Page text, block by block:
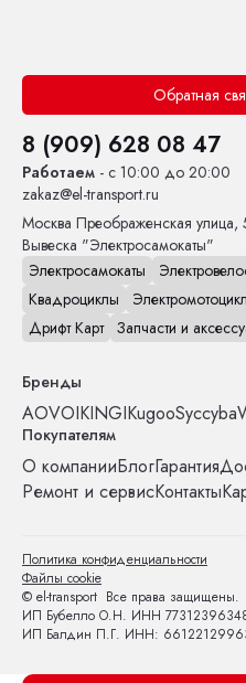
Обратная
8 (909) 628 08 47
Работаем - с 10:00 до 20:00
zakaz@el-transport.ru
Москва Преображенская улица,
Вывеска "Электросамокаты"
Электросамокаты
Квадроциклы
Дрифт Карт Запчасти и
Бренды
AOVOIKINGIKugooSyccyba
Покупателям
О компанииБлогГарантия
Ремонт и сервисКонтакты
© el-transport Все права защищены.
ИП Бубелло О.Н. ИНН
ИП Балдин П.Г. ИНН:
Политика конфиденциальности
Файлы cookie